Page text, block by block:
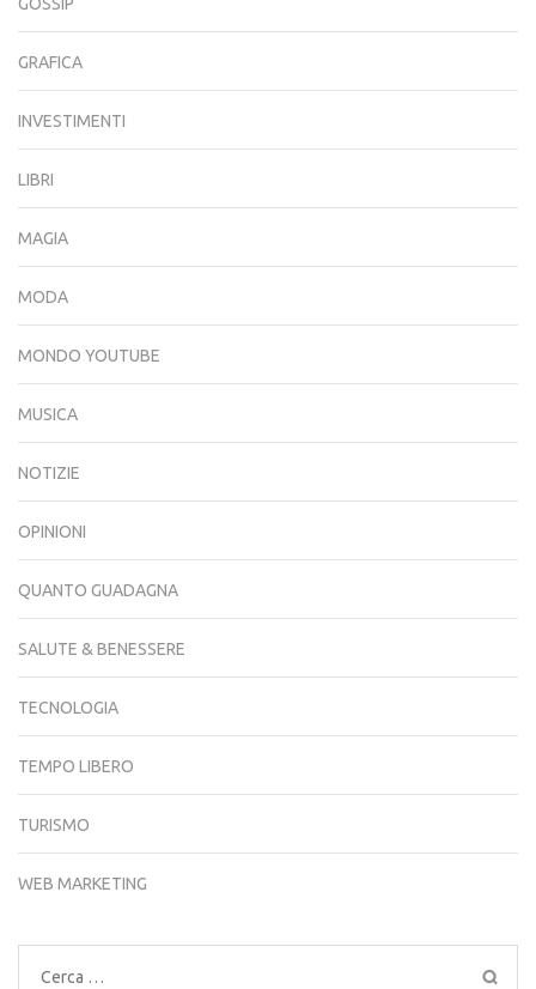
GOSSIP
GRAFICA
INVESTIMENTI
LIBRI
MAGIA
MODA
MONDO YOUTUBE
MUSICA
NOTIZIE
OPINIONI
QUANTO GUADAGNA
SALUTE & BENESSERE
TECNOLOGIA
TEMPO LIBERO
TURISMO
WEB MARKETING
Ricerca